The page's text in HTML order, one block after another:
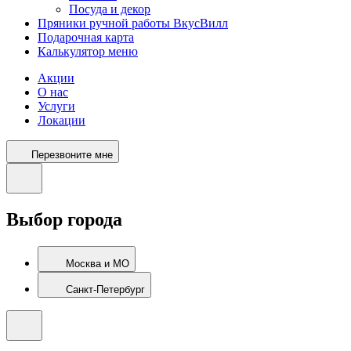
Посуда и декор
Пряники ручной работы ВкусВилл
Подарочная карта
Калькулятор меню
Акции
О нас
Услуги
Локации
Перезвоните мне
Выбор города
Москва и МО
Санкт-Петербург